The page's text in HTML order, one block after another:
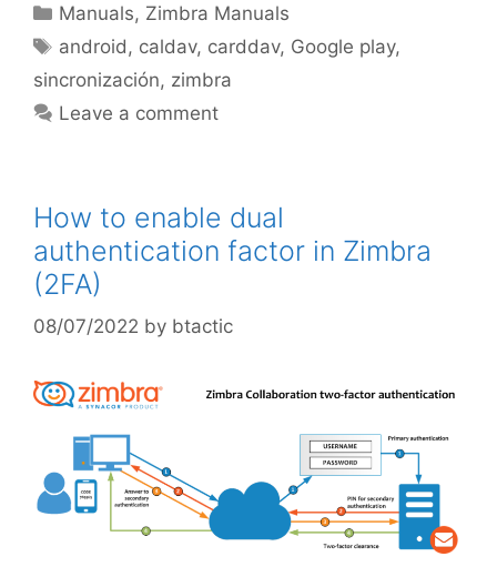
Manuals, Zimbra Manuals
android , caldav, carddav, Google play,
sincronización, zimbra
Leave a comment
How to enable dual
authentication factor in Zimbra
(2FA)
08/07/2022 by btactic